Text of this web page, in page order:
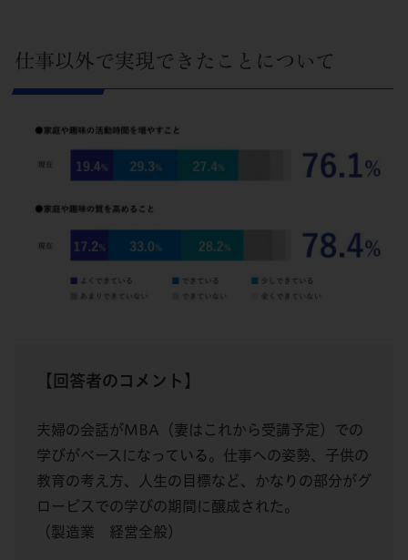
仕事以外で実現できたことについて
【回答者のコメント】
夫婦の会話がMBA（妻はこれから受講予定）での
学びがベースになっている。仕事への姿勢、子供の
教育の考え方、人生の目標など、かなりの部分がグ
ロービスでの学びの期間に醸成された。
（製造業 経営全般）